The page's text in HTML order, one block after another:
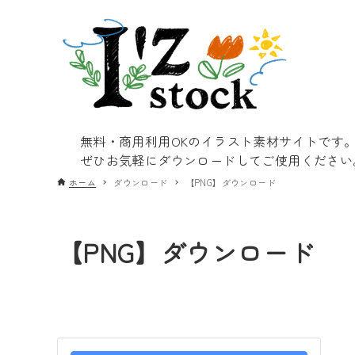
無料・商用利用OKのイラスト素材サイトです
ぜひお気軽にダウンロードしてご使用くださ
ホーム ダウンロード 【PNG】ダウンロード
【PNG】ダウンロード